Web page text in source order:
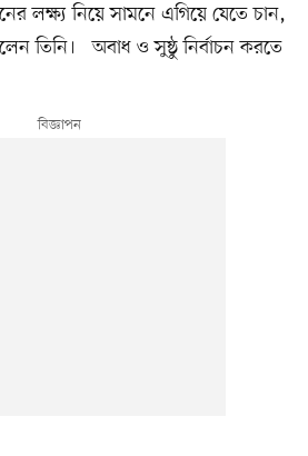
লক্ষ্য নিয়ে সামনে এগিয়ে যেতে চান,
তিনি। অবাধ ও সুষ্ঠু নির্বাচন করতে